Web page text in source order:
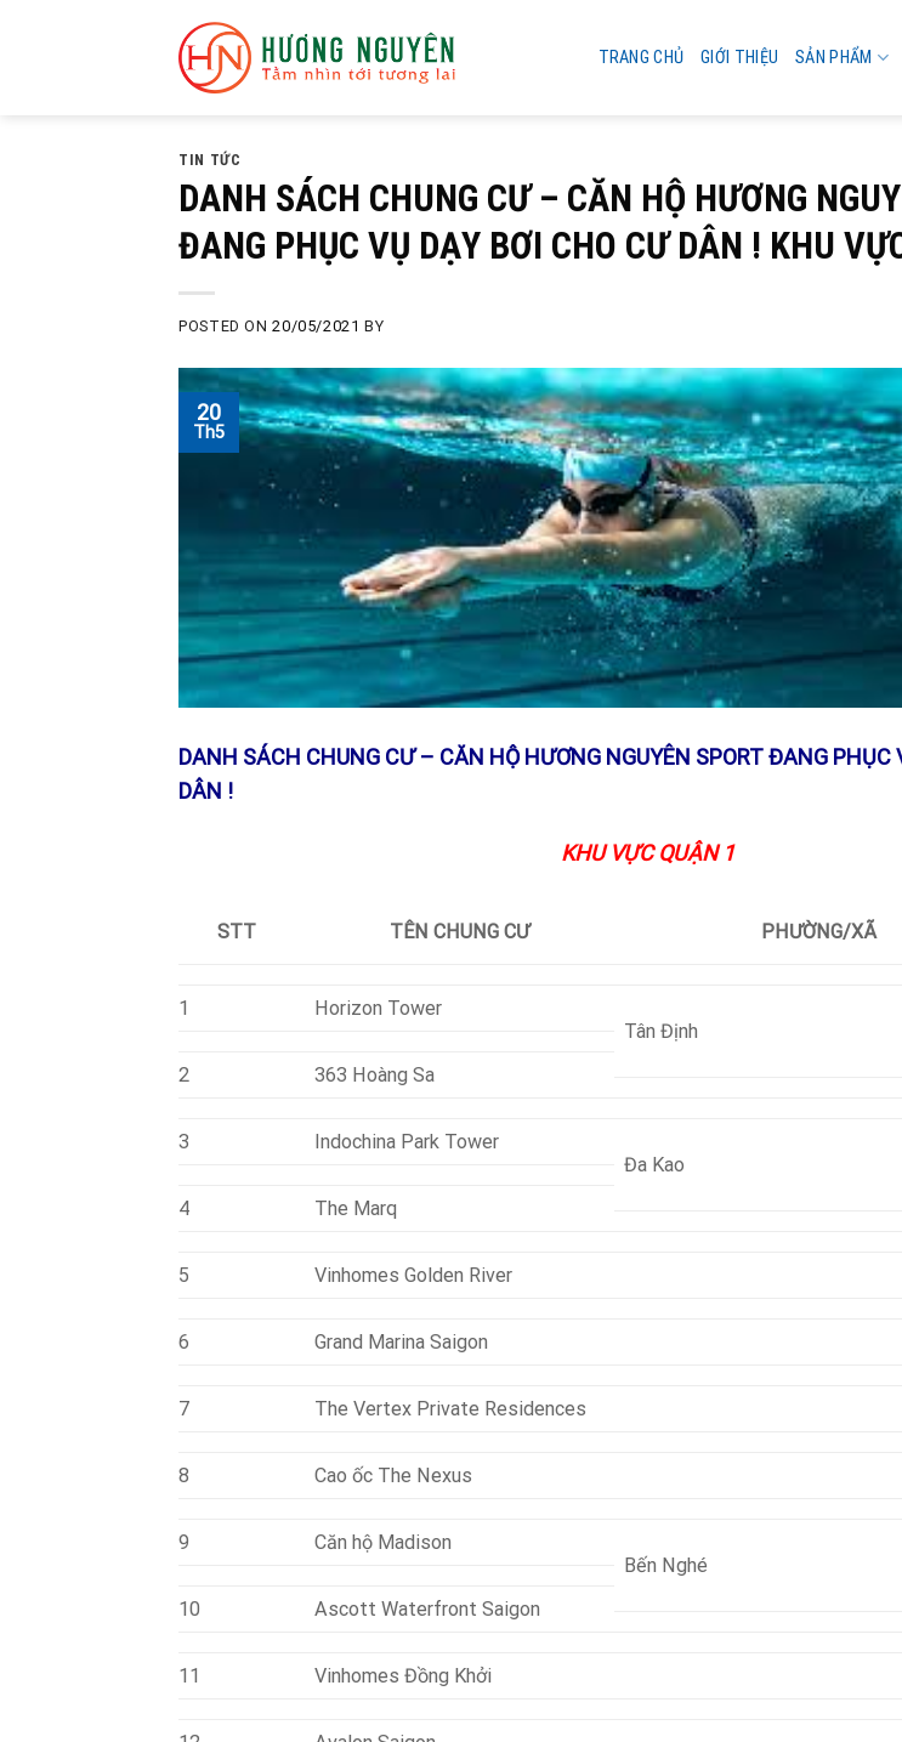
TRANG CHỦ GIỚI THIỆU SẢN PHẨM
TIN TỨC
DANH SÁCH CHUNG CƯ – CĂN HỘ HƯƠNG
ĐANG PHỤC VỤ DẠY BƠI CHO CƯ DÂN ! KHU
POSTED ON20/05/2021 BY
20
Th5
DANH SÁCH CHUNG CƯ – CĂN HỘ HƯƠNG NGUYÊN SPORT ĐANG PHỤC
DÂN !
KHU VỰC QUẬN 1
STT TÊN CHUNG CƯ PHƯỜNG/XÃ
1
Horizon Tower
Tân Định
2
363 Hoàng Sa
3
Indochina Park Tower
Đa Kao
4
The Marq
5 Vinhomes Golden River
6 Grand Marina Saigon
7 The Vertex Private Residences
8 Cao ốc The Nexus
9
Căn hộ Madison
Bến Nghé
10
Ascott Waterfront Saigon
11 Vinhomes Đồng Khởi